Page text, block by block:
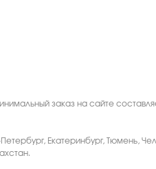
заказ на сайте
Екатеринбург, Тюмень,